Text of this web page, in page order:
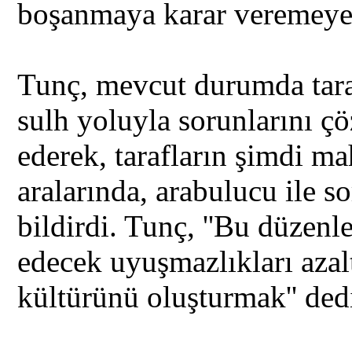
boşanmaya karar
Tunç, mevcut durumda
sulh yoluyla sorunlarını
ederek, tarafların şimdi
aralarında, arabulucu ile
bildirdi. Tunç, ''Bu
edecek uyuşmazlıkları
kültürünü oluşturmak''